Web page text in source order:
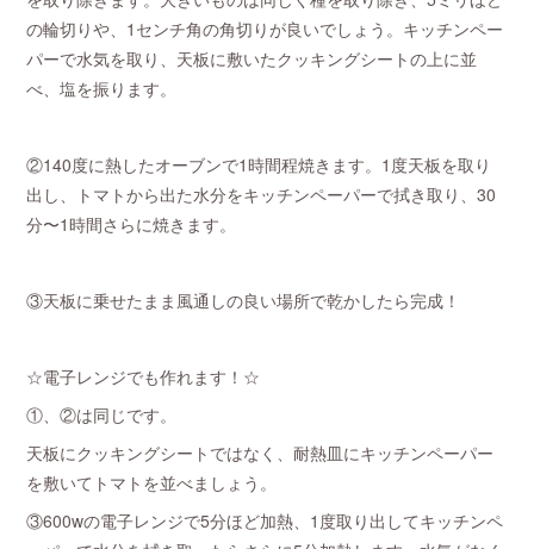
の輪切りや、1センチ角の角切りが良いでしょう。キッチンペー
パーで水気を取り、天板に敷いたクッキングシートの上に並
べ、塩を振ります。
②140度に熱したオーブンで1時間程焼きます。1度天板を取り
出し、トマトから出た水分をキッチンペーパーで拭き取り、30
分〜1時間さらに焼きます。
③天板に乗せたまま風通しの良い場所で乾かしたら完成！
☆電子レンジでも作れます！☆
①、②は同じです。
天板にクッキングシートではなく、耐熱皿にキッチンペーパー
を敷いてトマトを並べましょう。
③600wの電子レンジで5分ほど加熱、1度取り出してキッチンペ